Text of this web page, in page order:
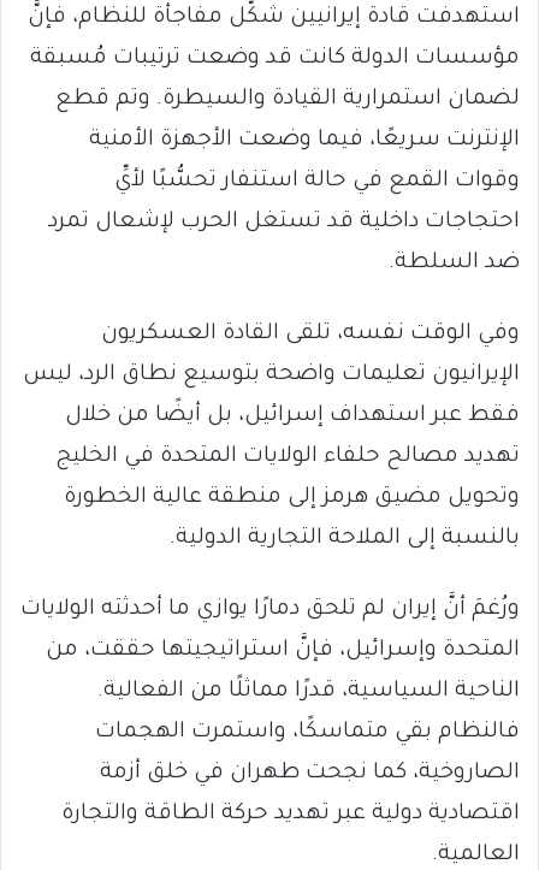
استهدفت قادة إيرانيين شكّل مفاجأة للنظام، فإنَّ
مؤسسات الدولة كانت قد وضعت ترتيبات مُسبقة
لضمان استمرارية القيادة والسيطرة. وتم قطع
الإنترنت سريعًا، فيما وضعت الأجهزة الأمنية
وقوات القمع في حالة استنفار تحسُّبًا لأيِّ
احتجاجات داخلية قد تستغل الحرب لإشعال تمرد
ضد السلطة.
وفي الوقت نفسه، تلقى القادة العسكريون
الإيرانيون تعليمات واضحة بتوسيع نطاق الرد، ليس
فقط عبر استهداف إسرائيل، بل أيضًا من خلال
تهديد مصالح حلفاء الولايات المتحدة في الخليج
وتحويل مضيق هرمز إلى منطقة عالية الخطورة
بالنسبة إلى الملاحة التجارية الدولية.
ورُغمَ أنَّ إيران لم تلحق دمارًا يوازي ما أحدثته الولايات
المتحدة وإسرائيل، فإنَّ استراتيجيتها حققت، من
الناحية السياسية، قدرًا مماثلًا من الفعالية.
فالنظام بقي متماسكًا، واستمرت الهجمات
الصاروخية، كما نجحت طهران في خلق أزمة
اقتصادية دولية عبر تهديد حركة الطاقة والتجارة
العالمية.